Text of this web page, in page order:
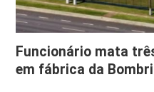
Funcionário mata
em fábrica da Bombril